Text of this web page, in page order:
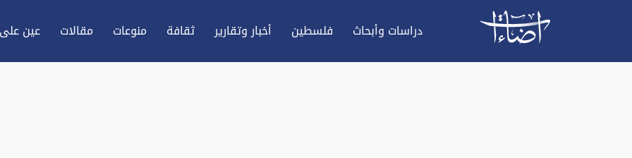
دراسات وأبحاث فلسطين أخبار وتقارير ثقافة منوعات مقالات عين